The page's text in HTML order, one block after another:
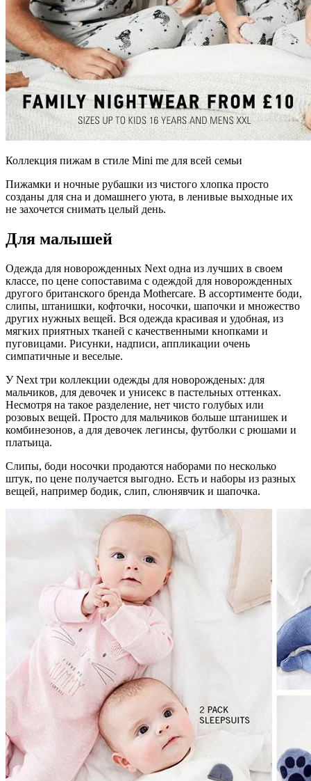
Коллекция пижам в стиле Mini me для всей семьи
Пижамки и ночные рубашки из чистого хлопка просто
созданы для сна и домашнего уюта, в ленивые выходные их
не захочется снимать целый день.
Для малышей
Одежда для новорожденных Next одна из лучших в своем
классе, по цене сопоставима с одеждой для новорожденных
другого британского бренда Mothercare. В ассортименте боди,
слипы, штанишки, кофточки, носочки, шапочки и множество
других нужных вещей. Вся одежда красивая и удобная, из
мягких приятных тканей с качественными кнопками и
пуговицами. Рисунки, надписи, аппликации очень
симпатичные и веселые.
У Next три коллекции одежды для новорожденых: для
мальчиков, для девочек и унисекс в пастельных оттенках.
Несмотря на такое разделение, нет чисто голубых или
розовых вещей. Просто для мальчиков больше штанишек и
комбинезонов, а для девочек легинсы, футболки с рюшами и
платьица.
Слипы, боди носочки продаются наборами по несколько
штук, по цене получается выгодно. Есть и наборы из разных
вещей, например бодик, слип, слюнявчик и шапочка.